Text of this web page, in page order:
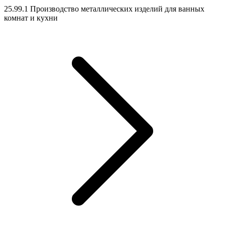
25.99.1 Производство металлических изделий для ванных
комнат и кухни